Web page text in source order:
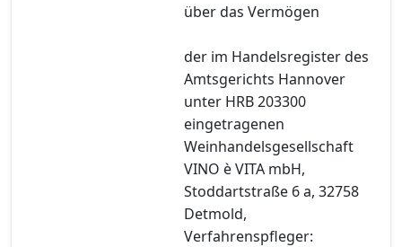
über das Vermögen
der im Handelsregister des
Amtsgerichts Hannover
unter HRB 203300
eingetragenen
Weinhandelsgesellschaft
VINO è VITA mbH,
Stoddartstraße 6 a, 32758
Detmold,
Verfahrenspfleger: